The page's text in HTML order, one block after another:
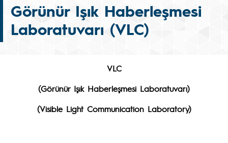
Görünür Işık Haberleşmesi
Laboratuvarı (VLC)
VLC
(Görünür Işık Haberleşmesi Laboratuvarı)
(Visible Light Communication Laboratory)